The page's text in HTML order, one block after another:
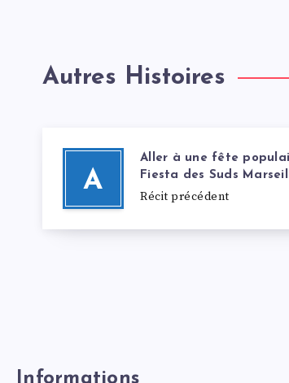
Autres Histoires
A
Aller à une fête
Fiesta des Suds
Récit précédent
Informations